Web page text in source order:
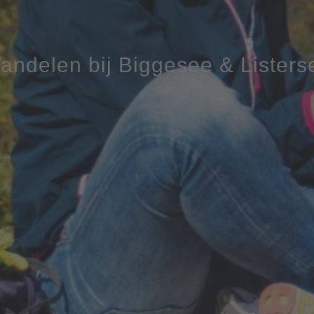
bij Biggesee &